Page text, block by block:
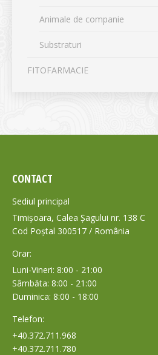
Animale de companie
Substraturi
FITOFARMACIE
CONTACT
Sediul principal
Timișoara, Calea Șagului nr. 138 C
Cod Poștal 300517 / România
Orar:
Luni-Vineri: 8:00 - 21:00
Sâmbăta: 8:00 - 21:00
Duminica: 8:00 - 18:00
Telefon:
+40.372.711.968
+40.372.711.780